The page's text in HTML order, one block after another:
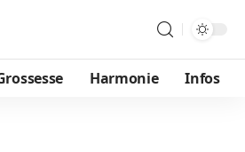
Harmonie Infos